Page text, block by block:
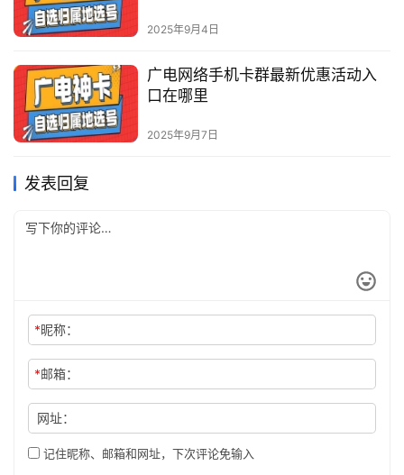
2025年9月4日
广电网络手机卡群最新优惠活动入
口在哪里
2025年9月7日
发表回复
*昵称：
*邮箱：
网址：
记住昵称、邮箱和网址，下次评论免输入